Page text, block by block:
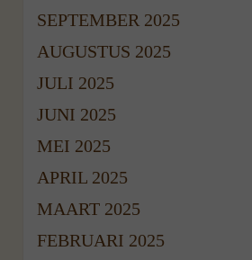
SEPTEMBER 2025
AUGUSTUS 2025
JULI 2025
JUNI 2025
MEI 2025
APRIL 2025
MAART 2025
FEBRUARI 2025